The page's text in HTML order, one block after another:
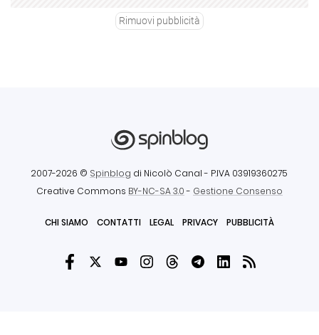
Rimuovi pubblicità
2007-2026 © Spinblog di Nicolò Canal - P.IVA 03919360275
Creative Commons BY-NC-SA 3.0- Gestione Consenso
CHI SIAMO CONTATTI LEGAL PRIVACY PUBBLICITÀ